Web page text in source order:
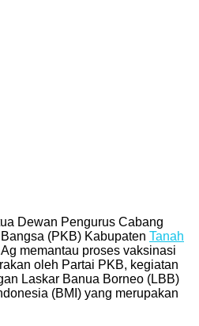
Dewan Pengurus Cabang
(PKB) Kabupaten Tanah
memantau proses vaksinasi
oleh Partai PKB, kegiatan
Laskar Banua Borneo (LBB)
(BMI) yang merupakan